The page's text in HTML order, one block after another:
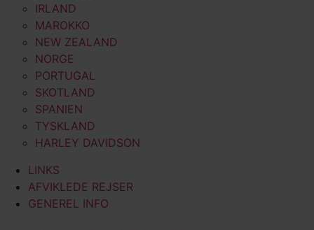
IRLAND
MAROKKO
NEW ZEALAND
NORGE
PORTUGAL
SKOTLAND
SPANIEN
TYSKLAND
HARLEY DAVIDSON
LINKS
AFVIKLEDE REJSER
GENEREL INFO